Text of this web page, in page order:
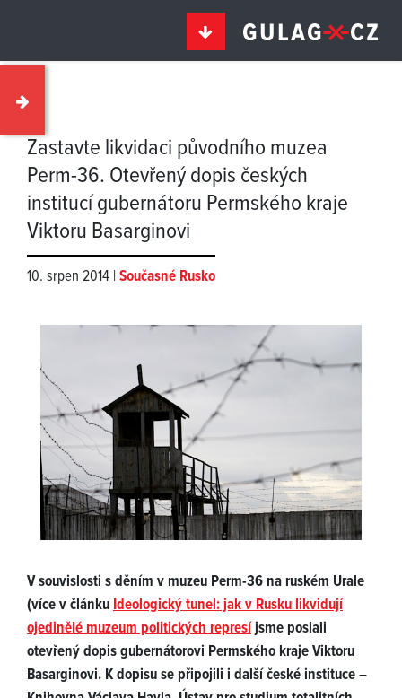
Zastavte likvidaci původního muzea
Perm-36. Otevřený dopis českých
institucí gubernátoru Permského kraje
Viktoru Basarginovi
10. srpen 2014 | Současné Rusko
V souvislosti s děním v muzeu Perm-36 na ruském Urale
(více v článkuIdeologický tunel: jak v Rusku likvidují
ojedinělé muzeum politických represíjsme poslali
otevřený dopis gubernátorovi Permského kraje Viktoru
Basarginovi. K dopisu se připojili i další české instituce –